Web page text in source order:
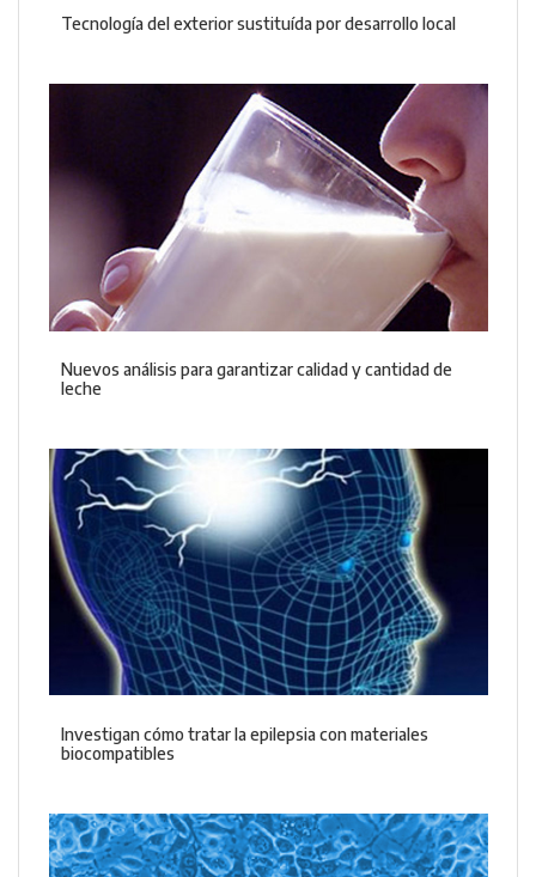
Tecnología del exterior sustituída por desarrollo local
Nuevos análisis para garantizar calidad y cantidad de
leche
Investigan cómo tratar la epilepsia con materiales
biocompatibles